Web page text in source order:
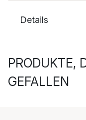
Details
PRODUKTE,
GEFALLEN